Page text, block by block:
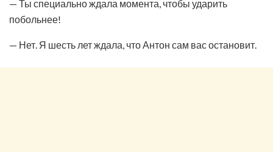
— Ты специально ждала момента, чтобы ударить
побольнее!
— Нет. Я шесть лет ждала, что Антон сам вас остановит.